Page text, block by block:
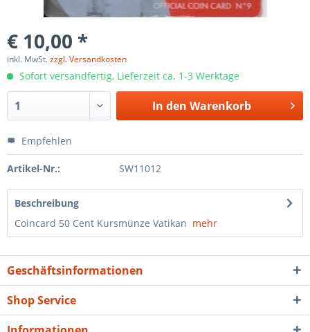
€ 10,00 *
inkl. MwSt.zzgl. Versandkosten
Sofort versandfertig, Lieferzeit ca. 1-3 Werktage
In den Warenkorb
Empfehlen
Artikel-Nr.: SW11012
Beschreibung
Coincard 50 Cent Kursmünze Vatikan mehr
Geschäftsinformationen
Shop Service